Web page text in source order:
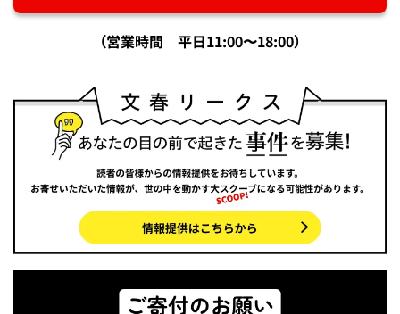
（営業時間 平日11:00〜18:00）